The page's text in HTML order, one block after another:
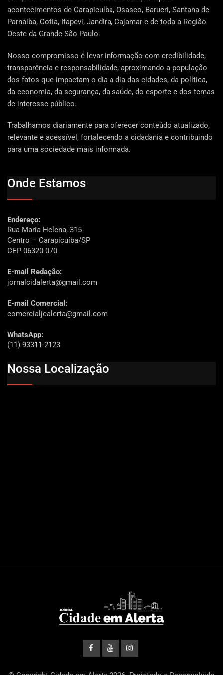
acontecimentos de Carapicuíba, Osasco, Barueri, Santana de
Parnaíba, Cotia, Itapevi, Jandira, Cajamar e de toda a Região
Oeste da Grande São Paulo.
Nosso compromisso é levar informação com credibilidade,
transparência e responsabilidade, aproximando a população
dos fatos que impactam o dia a dia das cidades, da política,
da economia, da segurança, da saúde, do esporte e dos temas
de interesse público.
Trabalhamos diariamente para oferecer conteúdo atualizado,
relevante e acessível, fortalecendo a cidadania e contribuindo
para uma sociedade mais informada.
Onde Estamos
Endereço:
Rua Maria Helena, 315
Centro – Carapicuíba/SP
CEP 06320-070
E-mail Redação:
jornalcidalerta@gmail.com
E-mail Comercial:
comercialjcalerta@gmail.com
WhatsApp:
(11) 93311-2123
Nossa Localização